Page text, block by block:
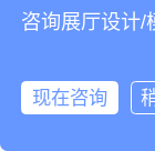
设计制作团队：赛野模型（
顾名思义，枯山水并没有

咨询展厅设计/
现在咨询
在线咨